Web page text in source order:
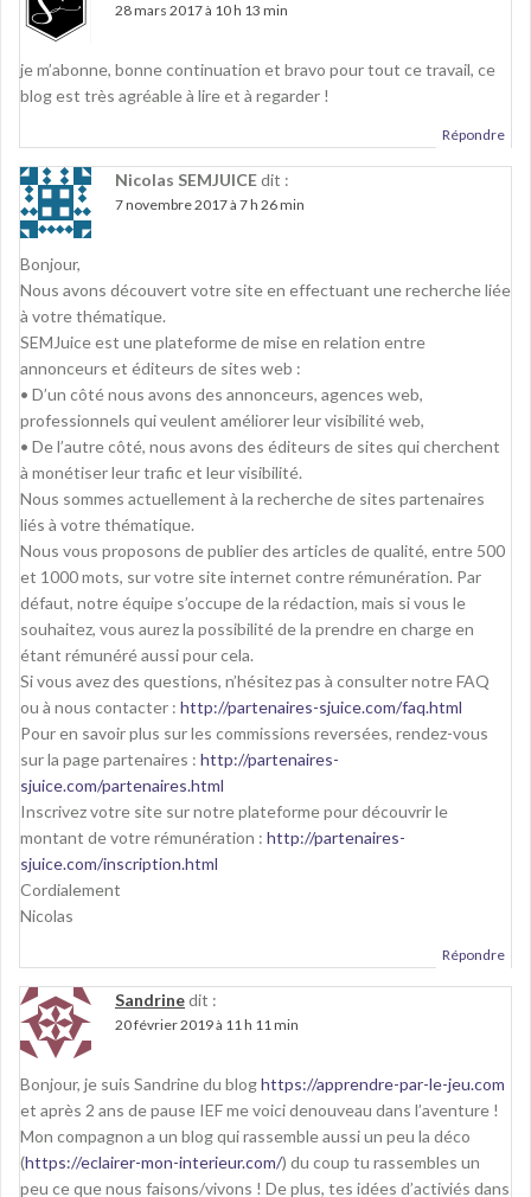
28 mars 2017 à 10 h 13 min
je m’abonne, bonne continuation et bravo pour tout ce travail, ce
blog est très agréable à lire et à regarder !
Répondre
Nicolas SEMJUICEdit :
7 novembre 2017 à 7 h 26 min
Bonjour,
Nous avons découvert votre site en effectuant une recherche liée
à votre thématique.
SEMJuice est une plateforme de mise en relation entre
annonceurs et éditeurs de sites web :
• D’un côté nous avons des annonceurs, agences web,
professionnels qui veulent améliorer leur visibilité web,
• De l’autre côté, nous avons des éditeurs de sites qui cherchent
à monétiser leur trafic et leur visibilité.
Nous sommes actuellement à la recherche de sites partenaires
liés à votre thématique.
Nous vous proposons de publier des articles de qualité, entre 500
et 1000 mots, sur votre site internet contre rémunération. Par
défaut, notre équipe s’occupe de la rédaction, mais si vous le
souhaitez, vous aurez la possibilité de la prendre en charge en
étant rémunéré aussi pour cela.
Si vous avez des questions, n’hésitez pas à consulter notre FAQ
ou à nous contacter : http://partenaires-sjuice.com/faq.html
Pour en savoir plus sur les commissions reversées, rendez-vous
sur la page partenaires : http://partenaires-
sjuice.com/partenaires.html
Inscrivez votre site sur notre plateforme pour découvrir le
montant de votre rémunération : http://partenaires-
sjuice.com/inscription.html
Cordialement
Nicolas
Répondre
Sandrinedit :
20 février 2019 à 11 h 11 min
Bonjour, je suis Sandrine du bloghttps://apprendre-par-le-jeu.com
et après 2 ans de pause IEF me voici denouveau dans l’aventure !
Mon compagnon a un blog qui rassemble aussi un peu la déco
(https://eclairer-mon-interieur.com/) du coup tu rassembles un
peu ce que nous faisons/vivons ! De plus, tes idées d’activiés dans